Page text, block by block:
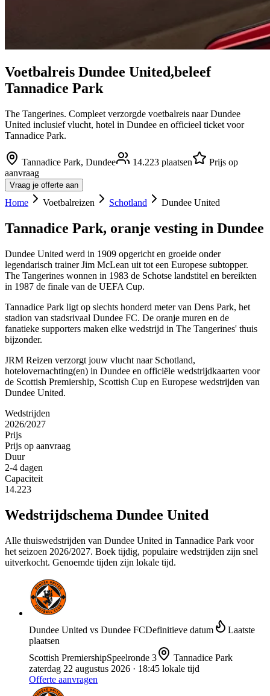
Voetbalreis Dundee United,beleef
Tannadice Park
The Tangerines. Compleet verzorgde voetbalreis naar Dundee
United inclusief vlucht, hotel in Dundee en officieel ticket voor
Tannadice Park.
Tannadice Park, Dundee 14.223 plaatsen
Prijs op
aanvraag
Vraag je offerte aan
Home Voetbalreizen Schotland Dundee United
Tannadice Park, oranje vesting in Dundee
Dundee United werd in 1909 opgericht en groeide onder
legendarisch trainer Jim McLean uit tot een Europese subtopper.
The Tangerines wonnen in 1983 de Schotse landstitel en bereikten
in 1987 de finale van de UEFA Cup.
Tannadice Park ligt op slechts honderd meter van Dens Park, het
stadion van stadsrivaal Dundee FC. De oranje muren en de
fanatieke supporters maken elke wedstrijd in The Tangerines' thuis
bijzonder.
JRM Reizen verzorgt jouw vlucht naar Schotland,
hotelovernachting(en) in Dundee en officiële wedstrijdkaarten voor
de Scottish Premiership, Scottish Cup en Europese wedstrijden van
Dundee United.
Wedstrijden
2026/2027
Prijs
Prijs op aanvraag
Duur
2-4 dagen
Capaciteit
14.223
Wedstrijdschema Dundee United
Alle thuiswedstrijden van Dundee United in Tannadice Park voor
het seizoen 2026/2027. Boek tijdig, populaire wedstrijden zijn snel
uitverkocht. Genoemde tijden zijn lokale tijd.
Dundee United vs Dundee FCDefinitieve datum
Laatste
plaatsen
Scottish PremiershipSpeelronde 3
Tannadice Park
zaterdag 22 augustus 2026 · 18:45 lokale tijd
Offerte aanvragen